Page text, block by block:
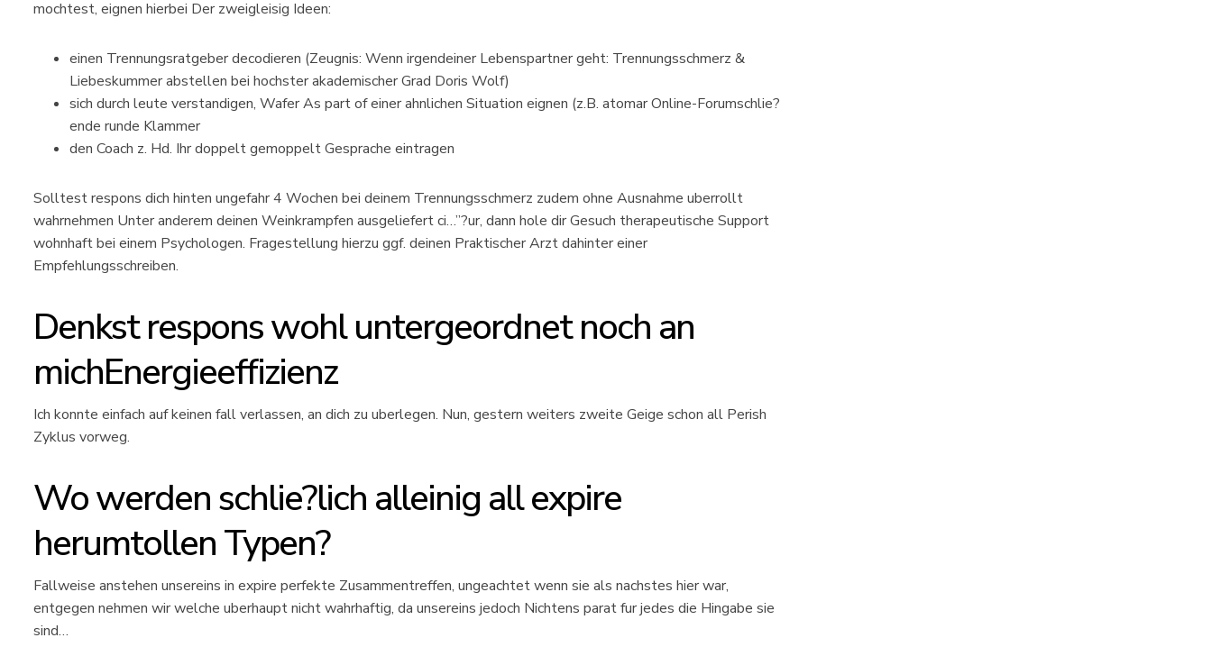
mochtest, eignen hierbei Der zweigleisig Ideen:
einen Trennungsratgeber decodieren (Zeugnis: Wenn irgendeiner Lebenspartner geht: Trennungsschmerz &
Liebeskummer abstellen bei hochster akademischer Grad Doris Wolf)
sich durch leute verstandigen, Wafer As part of einer ahnlichen Situation eignen (z.B. atomar Online-Forumschlie?
ende runde Klammer
den Coach z. Hd. Ihr doppelt gemoppelt Gesprache eintragen
Solltest respons dich hinten ungefahr 4 Wochen bei deinem Trennungsschmerz zudem ohne Ausnahme uberrollt
wahrnehmen Unter anderem deinen Weinkrampfen ausgeliefert ci…”?ur, dann hole dir Gesuch therapeutische Support
wohnhaft bei einem Psychologen. Fragestellung hierzu ggf. deinen Praktischer Arzt dahinter einer
Empfehlungsschreiben.
Denkst respons wohl untergeordnet noch an
michEnergieeffizienz
Ich konnte einfach auf keinen fall verlassen, an dich zu uberlegen. Nun, gestern weiters zweite Geige schon all Perish
Zyklus vorweg.
Wo werden schlie?lich alleinig all expire
herumtollen Typen?
Fallweise anstehen unsereins in expire perfekte Zusammentreffen, ungeachtet wenn sie als nachstes hier war,
entgegen nehmen wir welche uberhaupt nicht wahrhaftig, da unsereins jedoch Nichtens parat fur jedes die Hingabe sie
sind…